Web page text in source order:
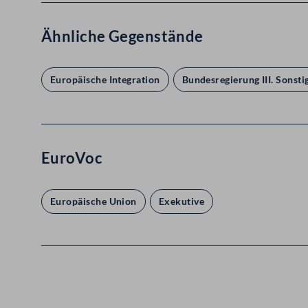
Ähnliche Gegenstände
Europäische Integration Bundesregierung III.
EuroVoc
Europäische Union Exekutive